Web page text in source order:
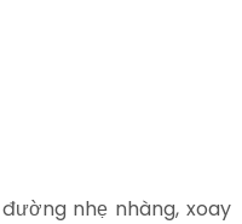
nhẹ nhàng, xoay